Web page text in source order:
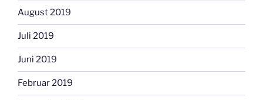
August 2019
Juli 2019
Juni 2019
Februar 2019